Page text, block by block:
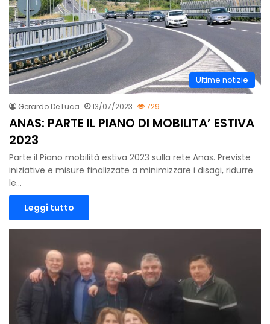
Ultime notizie
Gerardo De Luca 13/07/2023 729
ANAS: PARTE IL PIANO DI MOBILITA’ ESTIVA
2023
Parte il Piano mobilità estiva 2023 sulla rete Anas. Previste
iniziative e misure finalizzate a minimizzare i disagi, ridurre
le…
Leggi tutto